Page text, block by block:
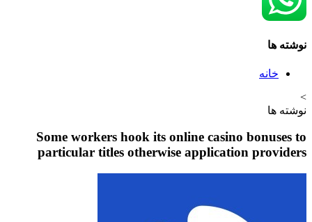
Some workers hook its online casino
particular titles otherwise application